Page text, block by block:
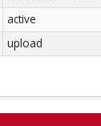
active
upload